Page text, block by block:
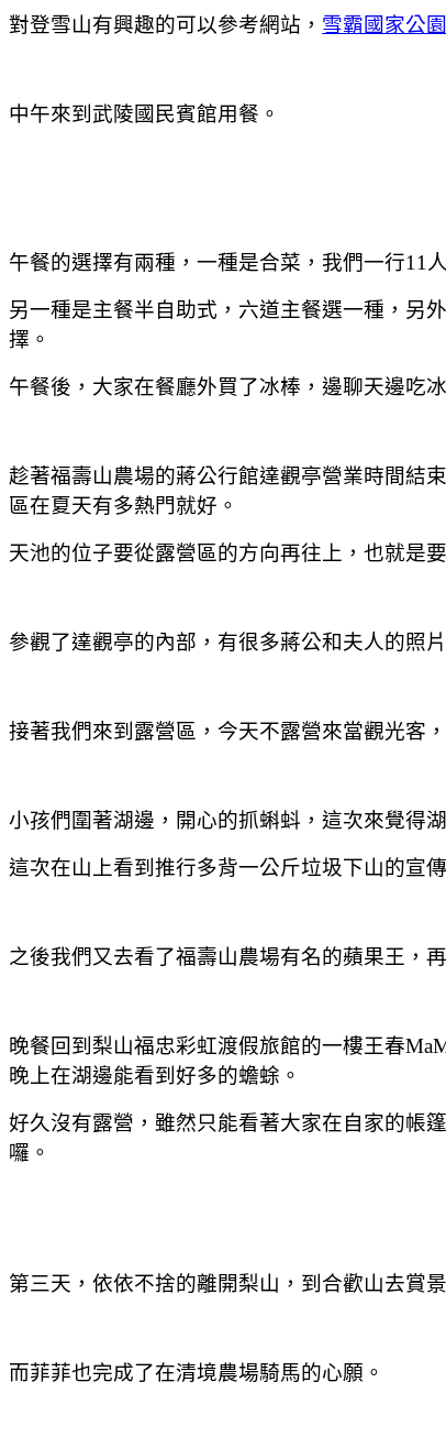
對登雪山有興趣的可以參考網站， 雪霸國家公
中午來到武陵國民賓館用餐。
午餐的選擇有兩種，一種是合菜，我們一行11
另一種是主餐半自助式，六道主餐選一種，另
擇。
午餐後，大家在餐廳外買了冰棒，邊聊天邊吃
趁著福壽山農場的蔣公行館達觀亭營業時間結
區在夏天有多熱門就好。
天池的位子要從露營區的方向再往上，也就是
參觀了達觀亭的內部，有很多蔣公和夫人的照
接著我們來到露營區，今天不露營來當觀光客
小孩們圍著湖邊，開心的抓蝌蚪，這次來覺得
這次在山上看到推行多背一公斤垃圾下山的宣
之後我們又去看了福壽山農場有名的蘋果王，
晚餐回到梨山福忠彩虹渡假旅館的一樓王春
晚上在湖邊能看到好多的蟾蜍。
好久沒有露營，雖然只能看著大家在自家的帳
囉。
第三天，依依不捨的離開梨山，到合歡山去賞
而菲菲也完成了在清境農場騎馬的心願。